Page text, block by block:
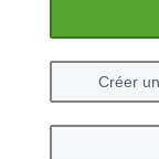
Créer